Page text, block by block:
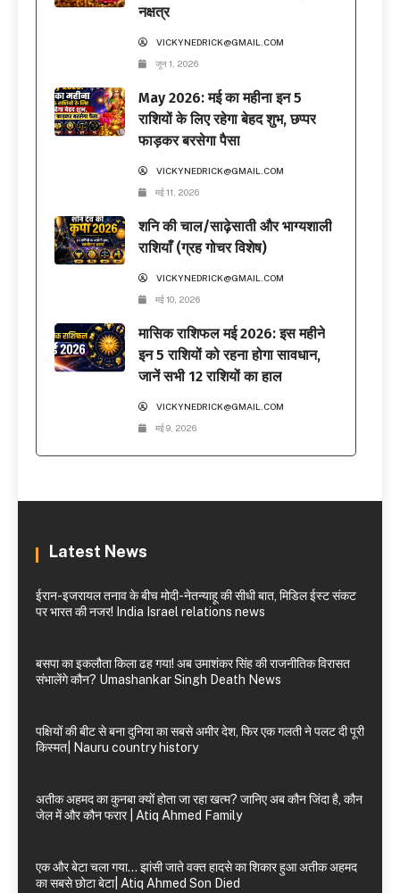
नक्षत्र
VICKYNEDRICK@GMAIL.COM
जून 1, 2026
May 2026: मई का महीना इन 5
राशियों के लिए रहेगा बेहद शुभ, छप्पर
फाड़कर बरसेगा पैसा
VICKYNEDRICK@GMAIL.COM
मई 11, 2026
शनि की चाल/साढ़ेसाती और भाग्यशाली
राशियाँ (ग्रह गोचर विशेष)
VICKYNEDRICK@GMAIL.COM
मई 10, 2026
मासिक राशिफल मई 2026: इस महीने
इन 5 राशियों को रहना होगा सावधान,
जानें सभी 12 राशियों का हाल
VICKYNEDRICK@GMAIL.COM
मई 9, 2026
Latest News
ईरान-इजरायल तनाव के बीच मोदी-नेतन्याहू की सीधी बात, मिडिल ईस्ट संकट
पर भारत की नजर! India Israel relations news
बसपा का इकलौता किला ढह गया! अब उमाशंकर सिंह की राजनीतिक विरासत
संभालेंगे कौन? Umashankar Singh Death News
पक्षियों की बीट से बना दुनिया का सबसे अमीर देश, फिर एक गलती ने पलट दी पूरी
किस्मत| Nauru country history
अतीक अहमद का कुनबा क्यों होता जा रहा खत्म? जानिए अब कौन जिंदा है, कौन
जेल में और कौन फरार | Atiq Ahmed Family
एक और बेटा चला गया… झांसी जाते वक्त हादसे का शिकार हुआ अतीक अहमद
का सबसे छोटा बेटा| Atiq Ahmed Son Died